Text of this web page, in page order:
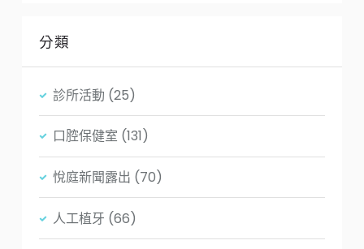
分類
診所活動 (25)
口腔保健室 (131)
悅庭新聞露出 (70)
人工植牙 (66)